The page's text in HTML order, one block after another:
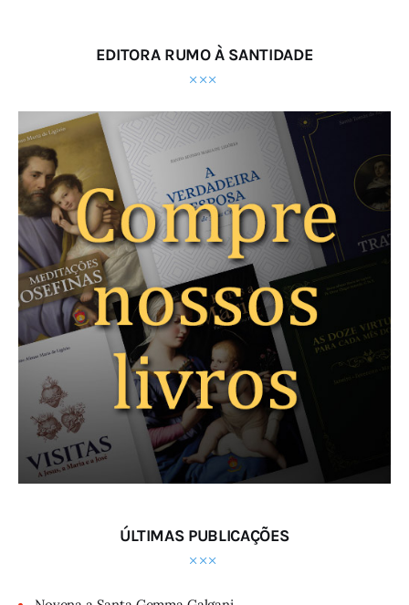
EDITORA RUMO À SANTIDADE
ÚLTIMAS PUBLICAÇÕES